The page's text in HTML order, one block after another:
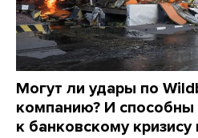
Могут ли удары по
компанию? И способны
к банковскому кризису